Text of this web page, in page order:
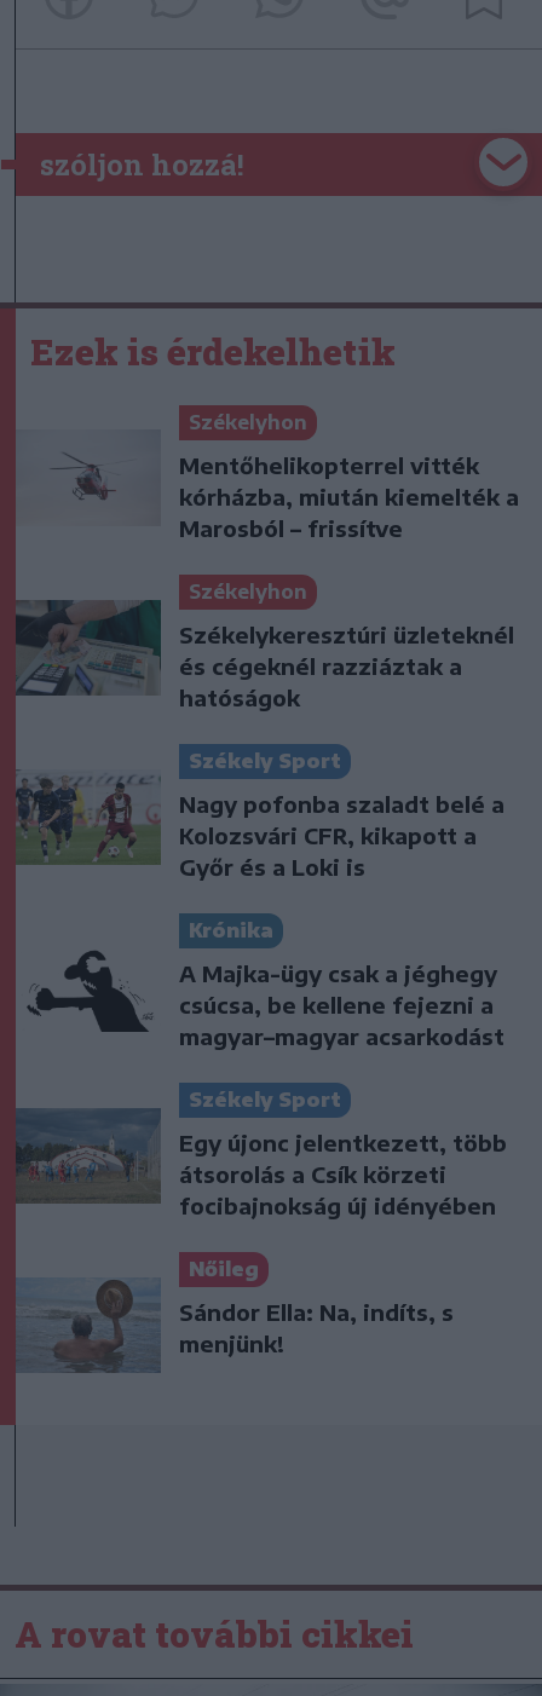
szóljon hozzá!
Ezek is érdekelhetik
Székelyhon
Mentőhelikopterrel vitték
kórházba, miután kiemelték a
Marosból – frissítve
Székelyhon
Székelykeresztúri üzleteknél
és cégeknél razziáztak a
hatóságok
Székely Sport
Nagy pofonba szaladt belé a
Kolozsvári CFR, kikapott a
Győr és a Loki is
Krónika
A Majka-ügy csak a jéghegy
csúcsa, be kellene fejezni a
magyar–magyar acsarkodást
Székely Sport
Egy újonc jelentkezett, több
átsorolás a Csík körzeti
focibajnokság új idényében
Nőileg
Sándor Ella: Na, indíts, s
menjünk!
A rovat további cikkei